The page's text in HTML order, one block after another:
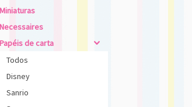
Miniaturas
Necessaires
Papéis de carta
4
Todos
Disney
Sanrio